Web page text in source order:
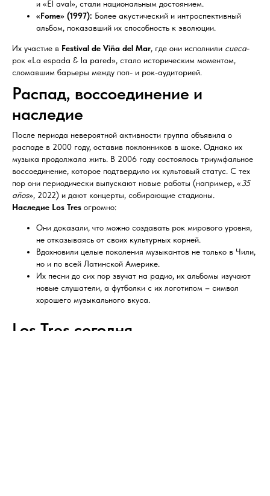
и «El aval», стали национальным достоянием.
«Fome» (1997): Более акустический и интроспективный
альбом, показавший их способность к эволюции.
Их участие в Festival de Viña del Mar, где они исполнили cueca-
рок «La espada & la pared», стало историческим моментом,
сломавшим барьеры между поп- и рок-аудиторией.
Распад, воссоединение и
наследие
После периода невероятной активности группа объявила о
распаде в 2000 году, оставив поклонников в шоке. Однако их
музыка продолжала жить. В 2006 году состоялось триумфальное
воссоединение, которое подтвердило их культовый статус. С тех
пор они периодически выпускают новые работы (например, «35
años», 2022) и дают концерты, собирающие стадионы.
Наследие Los Tres огромно:
Они доказали, что можно создавать рок мирового уровня,
не отказываясь от своих культурных корней.
Вдохновили целые поколения музыкантов не только в Чили,
но и по всей Латинской Америке.
Их песни до сих пор звучат на радио, их альбомы изучают
новые слушатели, а футболки с их логотипом – символ
хорошего музыкального вкуса.
Los Tres сегодня